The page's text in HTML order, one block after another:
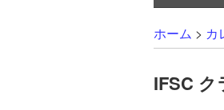
ホーム > カ
IFSC